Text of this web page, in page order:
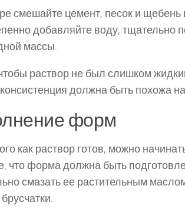
смешайте цемент, песок и щебень
добавляйте воду, тщательно
массы.
раствор не был слишком
должна быть похожа
форм
как раствор готов, можно
что форма должна быть
смазать ее растительным